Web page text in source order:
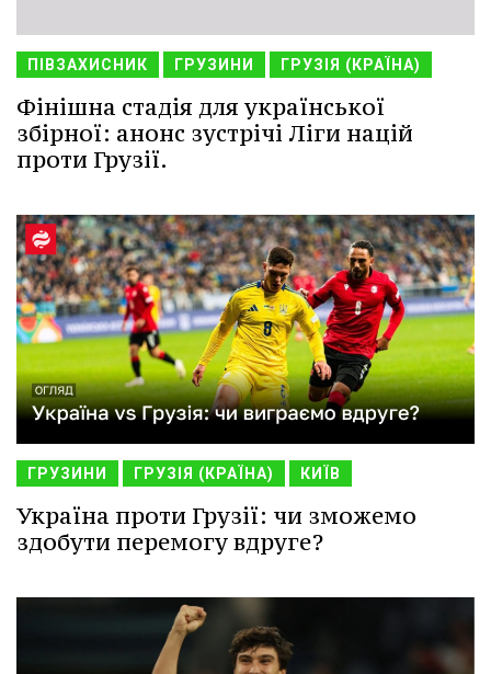
ПІВЗАХИСНИК ГРУЗИНИ ГРУЗІЯ (КРАЇНА)
Фінішна стадія для української
збірної: анонс зустрічі Ліги націй
проти Грузії.
ГРУЗИНИ ГРУЗІЯ (КРАЇНА) КИЇВ
Україна проти Грузії: чи зможемо
здобути перемогу вдруге?